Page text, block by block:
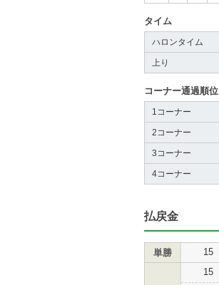
タイム
ハロンタイム
上り
コーナー通過順位
1コーナー
2コーナー
3コーナー
4コーナー
払戻金
単勝 15
15